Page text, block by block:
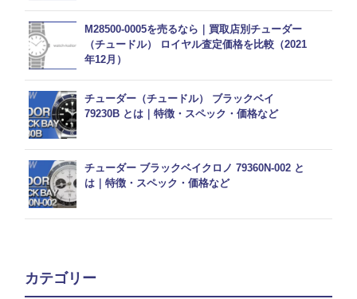
M28500-0005を売るなら｜買取店別チューダー
（チュードル） ロイヤル査定価格を比較（2021
年12月）
チューダー（チュードル） ブラックベイ
79230B とは｜特徴・スペック・価格など
チューダー ブラックベイクロノ 79360N-002 と
は｜特徴・スペック・価格など
カテゴリー